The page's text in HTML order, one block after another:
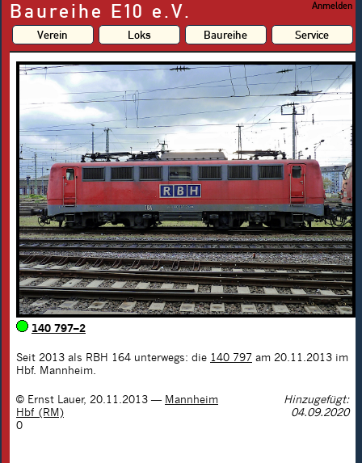
Baureihe E10 e.V. Anmelden
Verein Loks Baureihe Service
140 797–2
Seit 2013 als RBH 164 unterwegs: die 140 797 am 20.11.2013 im
Hbf. Mannheim.
© Ernst Lauer, 20.11.2013 — Mannheim
Hbf (RM)
Hinzugefügt:
04.09.2020
0